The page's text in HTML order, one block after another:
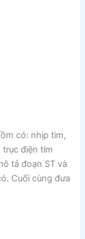
có: nhịp tim,
trục điện tim
tả đoạn ST và
Cuối cùng đưa